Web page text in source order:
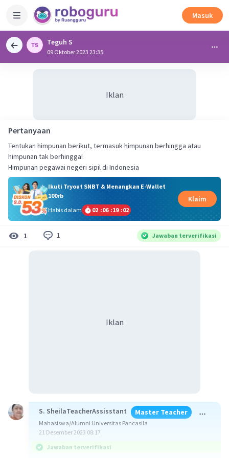
Masuk
Teguh S
09 Oktober 2023 23:35
Iklan
Pertanyaan
Tentukan himpunan berikut, termasuk himpunan berhingga atau
himpunan tak berhingga!
Himpunan pegawai negeri sipil di Indonesia
Ikuti Tryout SNBT & Menangkan E-Wallet
100rb
Habis dalam
02 :06 :19 :01
Klaim
1 1 Jawaban terverifikasi
Iklan
S. SheilaTeacherAssisstant Master Teacher
Mahasiswa/Alumni Universitas Pancasila
21 Desember 2023 08:17
Jawaban terverifikasi